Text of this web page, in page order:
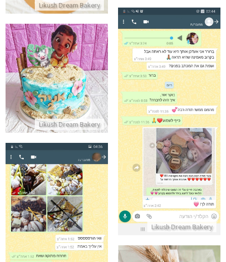
Likush Dream Bakery
Likush Dream Bakery
ביקורות מלקוחות למארז מתוק
התקשר/י
Likush Dream Bakery
עוגת מואנה
התקשר/י
ביקורות מלקוחות למארז מדהים